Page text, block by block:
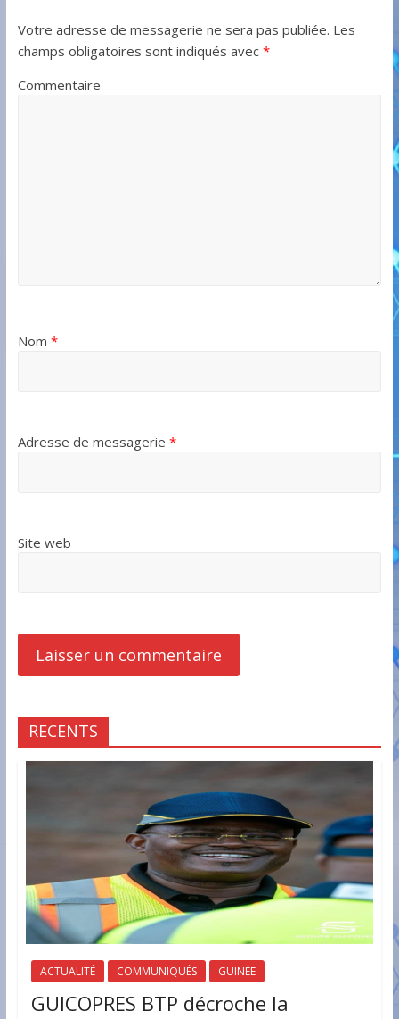
Votre adresse de messagerie ne sera pas publiée. Les
champs obligatoires sont indiqués avec *
Commentaire
Nom *
Adresse de messagerie *
Site web
RECENTS
ACTUALITÉ COMMUNIQUÉS GUINÉE
GUICOPRES BTP décroche la